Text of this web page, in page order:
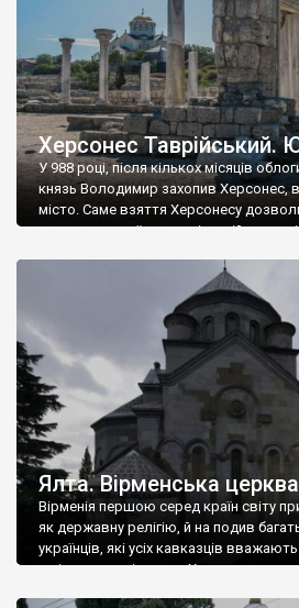
Херсонес Таврійський.
У 988 році, після кількох місяців
князь Володимир захопив Херсонес,
місто. Саме взяття Херсонесу
диктувати свої умови візантійському
Херсонесі Володимир-язичник, став
А потім було Хрещення Русі. На честь
Ялта. Вірменська
Вірменія першою серед країн світу
як державну релігію, й на подив
українців, які усіх кавказців
є відданими вірянами Христа